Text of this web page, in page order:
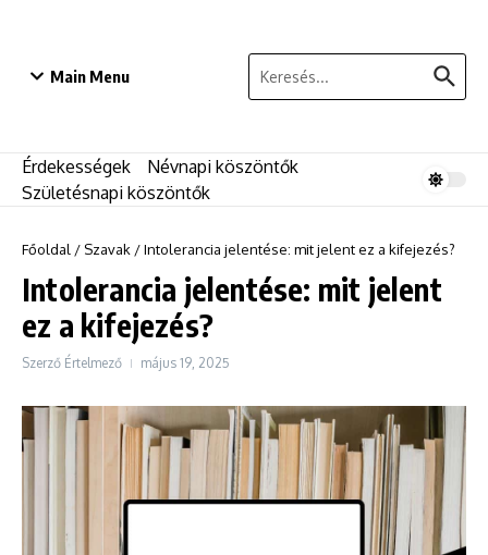
Main Menu
Keresés:
Érdekességek
Névnapi köszöntők
Születésnapi köszöntők
Főoldal / Szavak /Intolerancia jelentése: mit jelent ez a kifejezés?
Intolerancia jelentése: mit jelent
ez a kifejezés?
Szerző Értelmező május 19, 2025